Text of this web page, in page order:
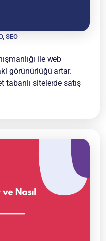
,SEO
ile web
görünürlüğü artar.
tabanlı sitelerde satış